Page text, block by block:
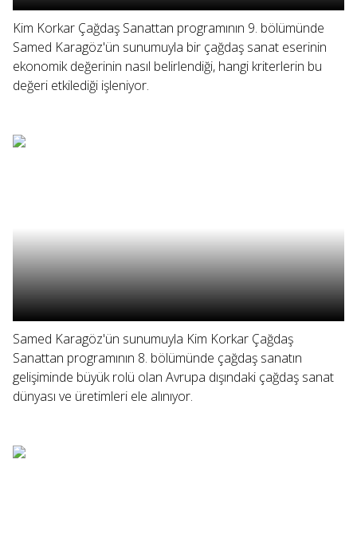
Kim Korkar Çağdaş Sanattan programının 9. bölümünde
Samed Karagöz'ün sunumuyla bir çağdaş sanat eserinin
ekonomik değerinin nasıl belirlendiği, hangi kriterlerin bu
değeri etkilediği işleniyor.
Samed Karagöz'ün sunumuyla Kim Korkar Çağdaş
Sanattan programının 8. bölümünde çağdaş sanatın
gelişiminde büyük rolü olan Avrupa dışındaki çağdaş sanat
dünyası ve üretimleri ele alınıyor.